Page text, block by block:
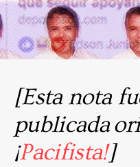
[Esta nota
publicada
¡Pacifista!]